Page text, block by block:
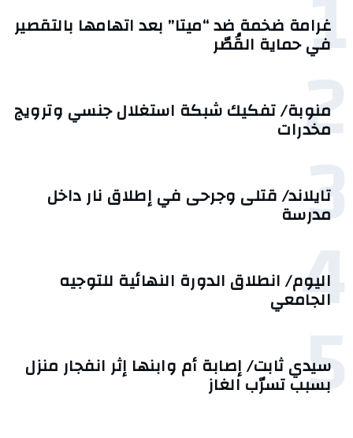
غرامة ضخمة ضد “ميتا” بعد اتهامها بالتقصير
في حماية القُصّر
2
منوبة/ تفكيك شبكة استغلال جنسي وترويج
مخدرات
3
تايلاند/ قتلى وجرحى في إطلاق نار داخل
مدرسة
4
اليوم/ انطلاق الدورة النهائية للتوجيه
الجامعي
5
سيدي ثابت/ إصابة أم وابنها إثر انفجار منزل
بسبب تسرّب الغاز